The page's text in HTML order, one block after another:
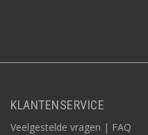
KLANTENSERVICE
Veelgestelde vragen | FAQ